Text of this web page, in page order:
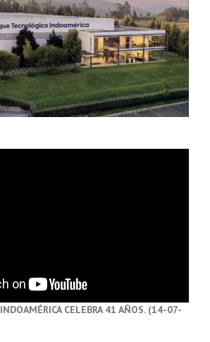
INDOAMÉRICA CELEBRA 41 AÑOS. (14-07-